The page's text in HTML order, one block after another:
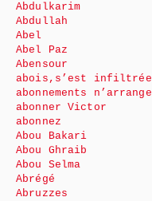
Abdulkarim
Abdullah
Abel
Abel Paz
Abensour
abois,s’est infiltrée
abonnements n’arrange
abonner Victor
abonnez
Abou Bakari
Abou Ghraib
Abou Selma
Abrégé
Abruzzes